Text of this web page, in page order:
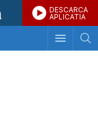
DESCARCA
APLICATIA